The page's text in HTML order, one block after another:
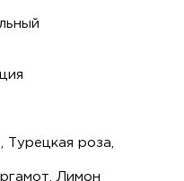
Турецкая роза,
Лимон